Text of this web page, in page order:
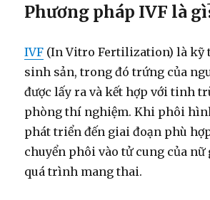
Phương pháp IVF là
IVF (In Vitro Fertilization) là kỹ
sinh sản, trong đó trứng của
được lấy ra và kết hợp với tinh
phòng thí nghiệm. Khi phôi
phát triển đến giai đoạn phù
chuyển phôi vào tử cung của nữ
quá trình mang thai.